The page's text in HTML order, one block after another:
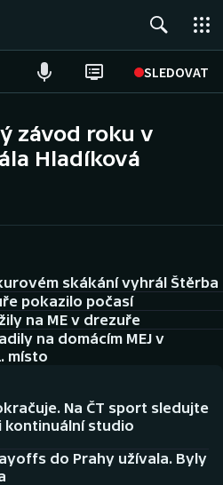
SLEDOVAT
závod roku v
Hladíková
skákání vyhrál Štěrba
pokazilo počasí
na ME v drezuře
na domácím MEJ v
místo
Na ČT sport sledujte
kontinuální studio
do Prahy užívala. Byly